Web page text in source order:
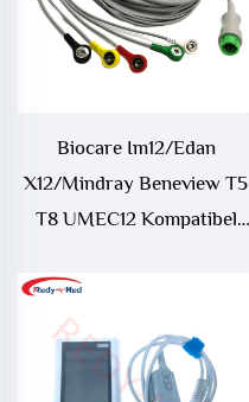
Biocare Im12/Edan
X12/Mindray Beneview T5
T8 UMEC12 Kompatibel